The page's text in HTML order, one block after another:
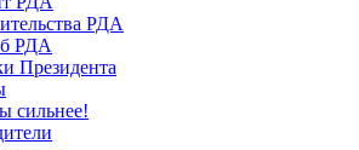
РДА
РДА
Президента
сильнее!